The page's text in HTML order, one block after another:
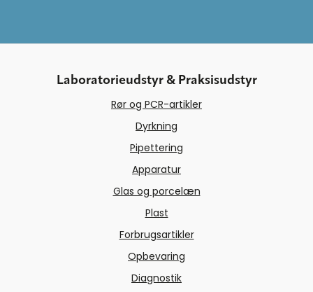
Laboratorieudstyr & Praksisudstyr
Rør og PCR-artikler
Dyrkning
Pipettering
Apparatur
Glas og porcelæn
Plast
Forbrugsartikler
Opbevaring
Diagnostik